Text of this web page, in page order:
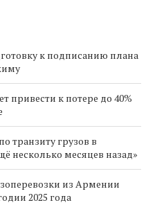
к подписанию плана
к потере до 40%
транзиту грузов в
месяцев назад»
из Армении
2025 года